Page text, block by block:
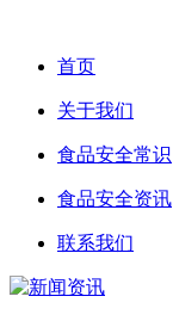
首页
关于我们
食品安全常识
食品安全资讯
联系我们